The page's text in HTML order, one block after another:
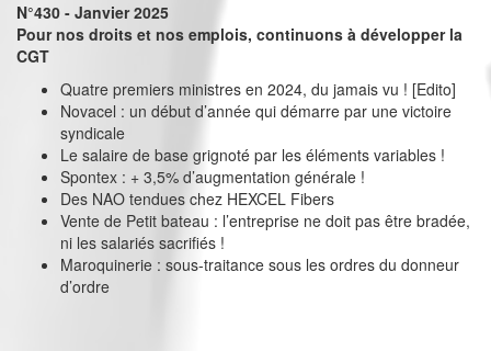
N°430 - Janvier 2025
Pour nos droits et nos emplois, continuons à développer la
CGT
Quatre premiers ministres en 2024, du jamais vu ! [Edito]
Novacel : un début d’année qui démarre par une victoire
syndicale
Le salaire de base grignoté par les éléments variables !
Spontex : + 3,5% d’augmentation générale !
Des NAO tendues chez HEXCEL Fibers
Vente de Petit bateau : l’entreprise ne doit pas être bradée,
ni les salariés sacrifiés !
Maroquinerie : sous-traitance sous les ordres du donneur
d’ordre